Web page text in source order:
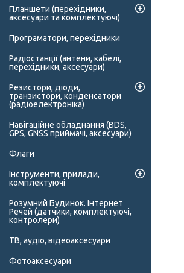
Планшети (перехідники,
аксесуари та комплектуючі)
Програматори, перехідники
Радіостанції (антени, кабелі,
перехідники, аксесуари)
Резистори, діоди,
транзистори, конденсатори
(радіоелектроніка)
Навігаційне обладнання (BDS,
GPS, GNSS приймачі, аксесуари)
Флаги
Інструменти, прилади,
комплектуючі
Розумний Будинок. Інтернет
Речей (датчики, комплектуючі,
контролери)
ТВ, аудіо, відеоаксесуари
Фотоаксесуари